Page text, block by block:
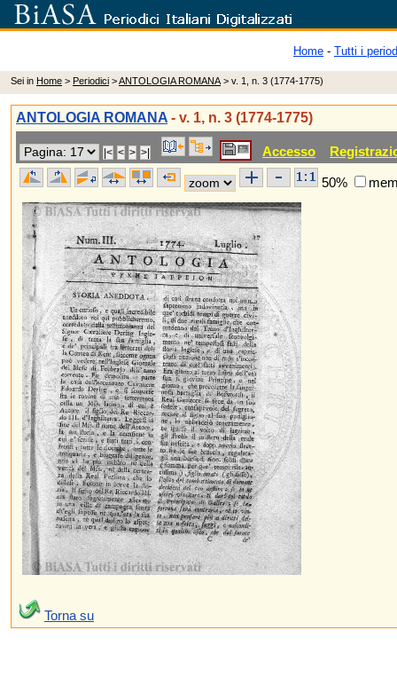
Home - Tutti i
Sei in Home > Periodici >ANTOLOGIA ROMANA > v. 1, n. 3 (1774-1775)
ANTOLOGIA ROMANA - v. 1, n. 3 (1774-1775)
Accesso
50%
Torna su